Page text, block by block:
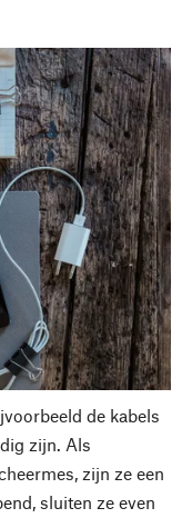
de kabels
zijn. Als
zijn ze een
sluiten ze even